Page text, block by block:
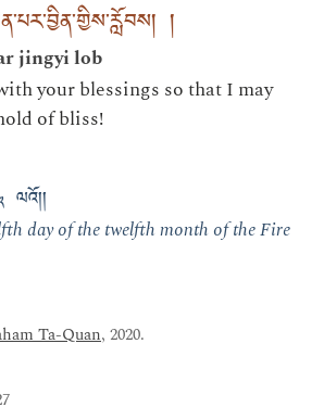
།
jingyi lob
your blessings so that I may
of bliss!
ལའོ།།
day of the twelfth month of the Fire
Ta-Quan, 2020.